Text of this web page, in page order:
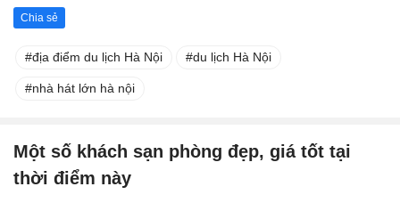
Chia sẻ
địa điểm du lịch Hà Nội du lịch Hà Nội
nhà hát lớn hà nội
Một số khách sạn phòng đẹp, giá tốt tại
thời điểm này